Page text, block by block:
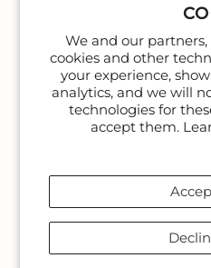
We and our
cookies and other
your experience,
analytics, and we will
technologies for
accept them.